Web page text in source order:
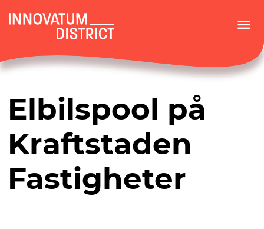
menu
Elbilspool på
Kraftstaden
Fastigheter